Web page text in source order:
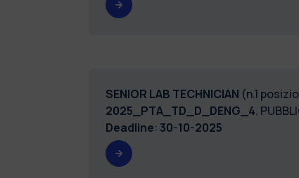
SENIOR LAB TECHNICIAN (n.1
2025_PTA_TD_D_DENG_4.
Deadline: 30-10-2025